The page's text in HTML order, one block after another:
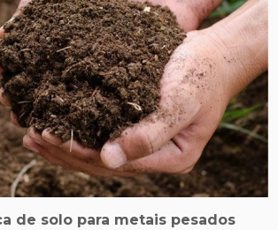
de solo para metais pesados